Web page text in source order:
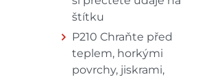
štítku
P210 Chraňte před
teplem, horkými
povrchy, jiskrami,